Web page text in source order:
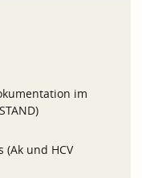
im
und HCV